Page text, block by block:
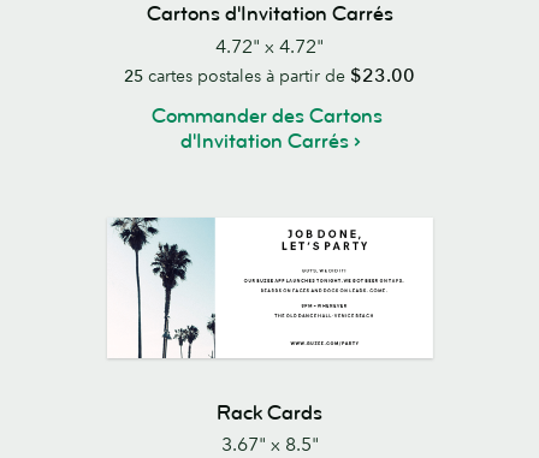
Cartons d'Invitation Carrés
4.72" x 4.72"
25 cartes postales à partir de $23.00
Commander des Cartons
d'Invitation Carrés
Rack Cards
3.67" x 8.5"